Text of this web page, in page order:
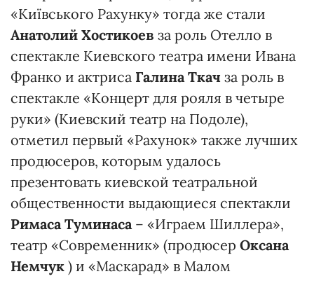
«Київського Рахунку» тогда же стали
Анатолий Хостикоев за роль Отелло в
спектакле Киевского театра имени Ивана
Франко и актриса Галина Ткач за роль в
спектакле «Концерт для рояля в четыре
руки» (Киевский театр на Подоле),
отметил первый «Рахунок» также лучших
продюсеров, которым удалось
презентовать киевской театральной
общественности выдающиеся спектакли
Римаса Туминаса – «Играем Шиллера»,
театр «Современник» (продюсер Оксана
Немчук ) и «Маскарад» в Малом